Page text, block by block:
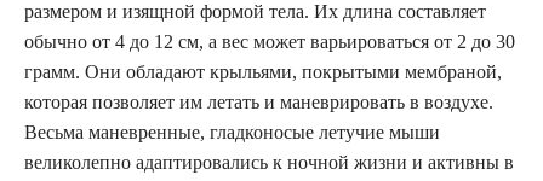
размером и изящной формой тела. Их длина составляет
обычно от 4 до 12 см, а вес может варьироваться от 2 до 30
грамм. Они обладают крыльями, покрытыми мембраной,
которая позволяет им летать и маневрировать в воздухе.
Весьма маневренные, гладконосые летучие мыши
великолепно адаптировались к ночной жизни и активны в